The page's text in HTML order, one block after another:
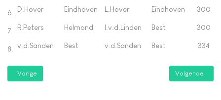
6. D.Hover Eindhoven L.Hover Eindhoven 300
7. R.Peters Helmond I.v.d.Linden Best 300
8. v.d.Sanden Best v.d.Sanden Best 334
Vorig artikel: Betuwerit
Vorige Volgende
Volgende